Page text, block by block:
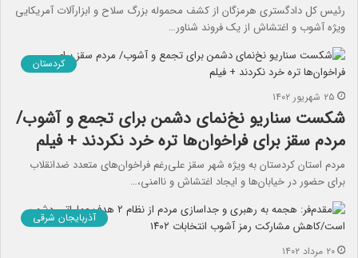
رئیس کل دادگستری هرمزگان از کشف محموله بزرگ سلاح و ابزارآلات آمریکایی
ویژه آشوب و اغتشاش از یک فروند شناور…
کردستان
۲۵ شهریور ۱۴۰۲
شکست سناریو نخ‌نمای دشمن برای تجمع و آشوب/
‌مردم سقز برای فراخوان‌ها تره خرد نکردند + فیلم‌
مردم استان کردستان به ویژه شهر سقز علی‌رغم فراخوان‌های متعدد ضدانقلاب
برای حضور در خیابان‌ها و ایجاد اغتشاش و ناامنی،…
آذربایجان شرقی
۲۰ مرداد ۱۴۰۲